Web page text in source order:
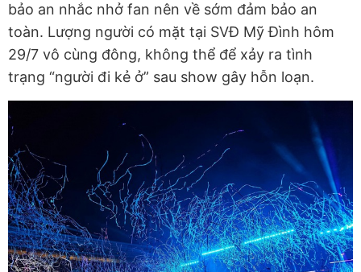
bảo an nhắc nhở fan nên về sớm đảm bảo an
toàn. Lượng người có mặt tại SVĐ Mỹ Đình hôm
29/7 vô cùng đông, không thể để xảy ra tình
trạng “người đi kẻ ở” sau show gây hỗn loạn.